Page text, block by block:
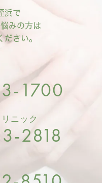
浜で
みの方は
ださい。
1700
ニック
2818